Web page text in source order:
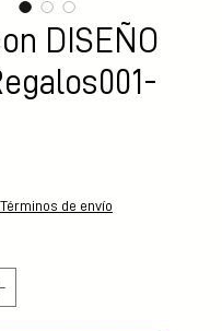
DISEÑO
Términos de envío